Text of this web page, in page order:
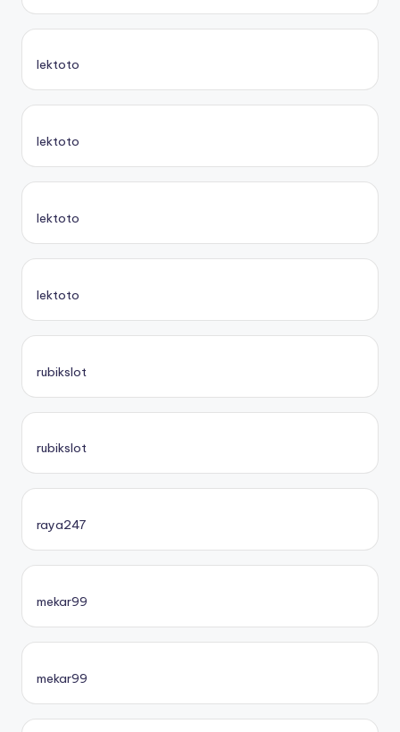
lektoto
lektoto
lektoto
lektoto
rubikslot
rubikslot
raya247
mekar99
mekar99